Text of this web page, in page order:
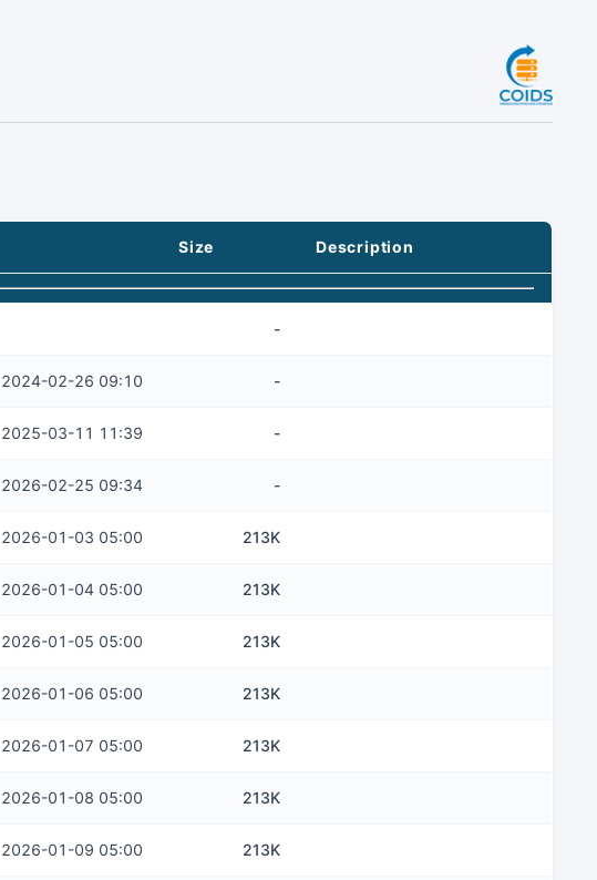
Size Description
-
2024-02-26 09:10 -
2025-03-11 11:39 -
2026-02-25 09:34 -
2026-01-03 05:00 213K
2026-01-04 05:00 213K
2026-01-05 05:00 213K
2026-01-06 05:00 213K
2026-01-07 05:00 213K
2026-01-08 05:00 213K
2026-01-09 05:00 213K